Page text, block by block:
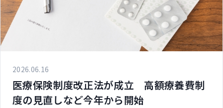
2026.06.16
医療保険制度改正法が成立 高額療養費制
度の見直しなど今年から開始